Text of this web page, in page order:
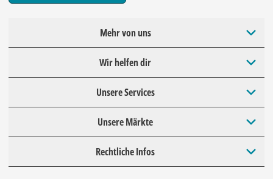
Mehr von uns
Wir helfen dir
Unsere Services
Unsere Märkte
Rechtliche Infos